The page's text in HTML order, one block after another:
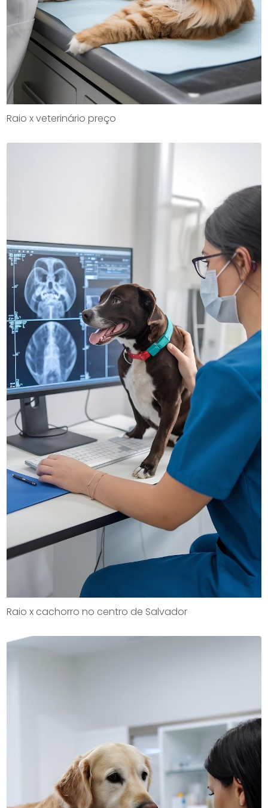
Raio x veterinário preço
Raio x cachorro no centro de Salvador